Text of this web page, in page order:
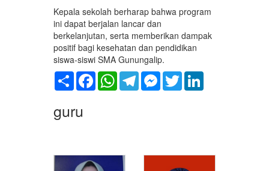
Kepala sekolah berharap bahwa program
ini dapat berjalan lancar dan
berkelanjutan, serta memberikan dampak
positif bagi kesehatan dan pendidikan
siswa-siswi SMA Gunungalip.
Share FacebookWhatsAppTelegramMessenger
Twitter
guru